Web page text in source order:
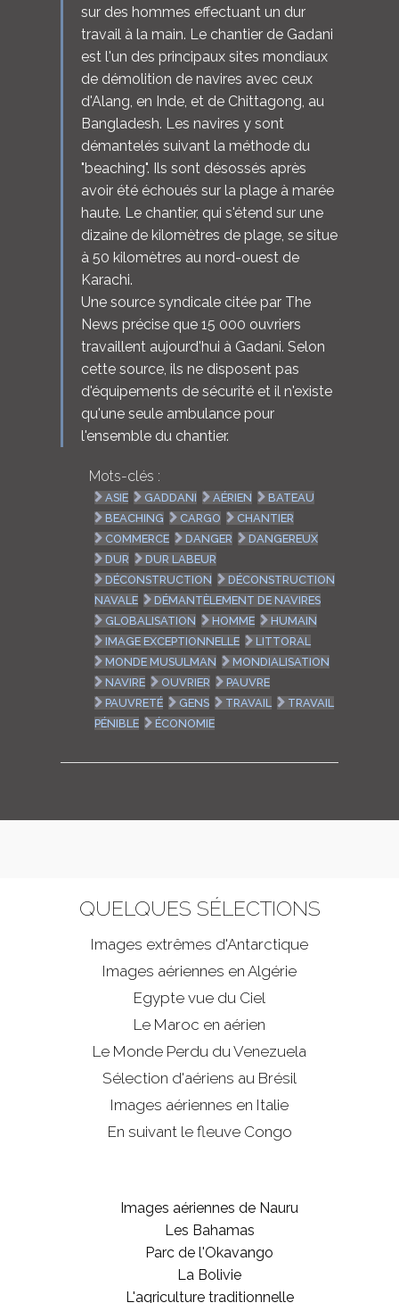
sur des hommes effectuant un dur
travail à la main. Le chantier de Gadani
est l'un des principaux sites mondiaux
de démolition de navires avec ceux
d'Alang, en Inde, et de Chittagong, au
Bangladesh. Les navires y sont
démantelés suivant la méthode du
"beaching". Ils sont désossés après
avoir été échoués sur la plage à marée
haute. Le chantier, qui s'étend sur une
dizaine de kilomètres de plage, se situe
à 50 kilomètres au nord-ouest de
Karachi.
Une source syndicale citée par The
News précise que 15 000 ouvriers
travaillent aujourd'hui à Gadani. Selon
cette source, ils ne disposent pas
d'équipements de sécurité et il n'existe
qu'une seule ambulance pour
l'ensemble du chantier.
Mots-clés :
ASIE GADDANI AÉRIEN
BATEAU
BEACHING
CARGO
CHANTIER
COMMERCE
DANGER
DANGEREUX
DUR
DUR LABEUR
DÉCONSTRUCTION
DÉCONSTRUCTION
NAVALE
DÉMANTÈLEMENT DE NAVIRES
GLOBALISATION
HOMME
HUMAIN
IMAGE EXCEPTIONNELLE
LITTORAL
MONDE MUSULMAN
MONDIALISATION
NAVIRE
OUVRIER
PAUVRE
PAUVRETÉ
GENS TRAVAIL
TRAVAIL
PÉNIBLE
ÉCONOMIE
QUELQUES SÉLECTIONS
Images extrêmes d'Antarctique
Images aériennes en Algérie
Egypte vue du Ciel
Le Maroc en aérien
Le Monde Perdu du Venezuela
Sélection d'aériens au Brésil
Images aériennes en Italie
En suivant le fleuve Congo
Images aériennes de Nauru
Les Bahamas
Parc de l'Okavango
La Bolivie
L'agriculture traditionnelle